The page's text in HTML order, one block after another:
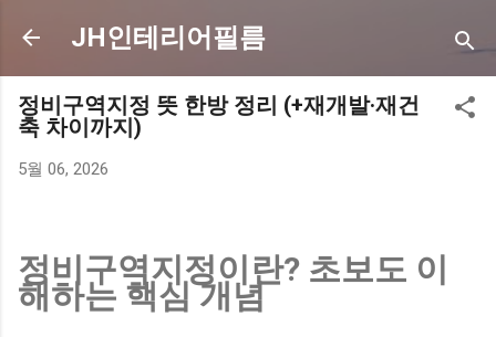
기본 콘텐츠로 건너뛰기
JH인테리어필름
정비구역지정 뜻 한방 정리 (+재개발·재건
축 차이까지)
5월 06, 2026
정비구역지정이란? 초보도 이
해하는 핵심 개념